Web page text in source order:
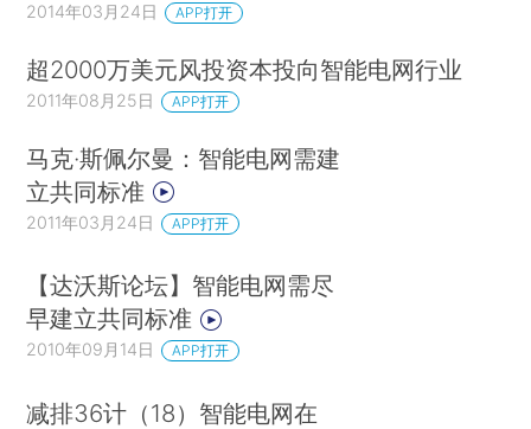
2014年03月24日 APP打开
超2000万美元风投资本投向智能电网行业
2011年08月25日 APP打开
马克·斯佩尔曼：智能电网需建
立共同标准
2011年03月24日 APP打开
【达沃斯论坛】智能电网需尽
早建立共同标准
2010年09月14日 APP打开
减排36计（18）智能电网在